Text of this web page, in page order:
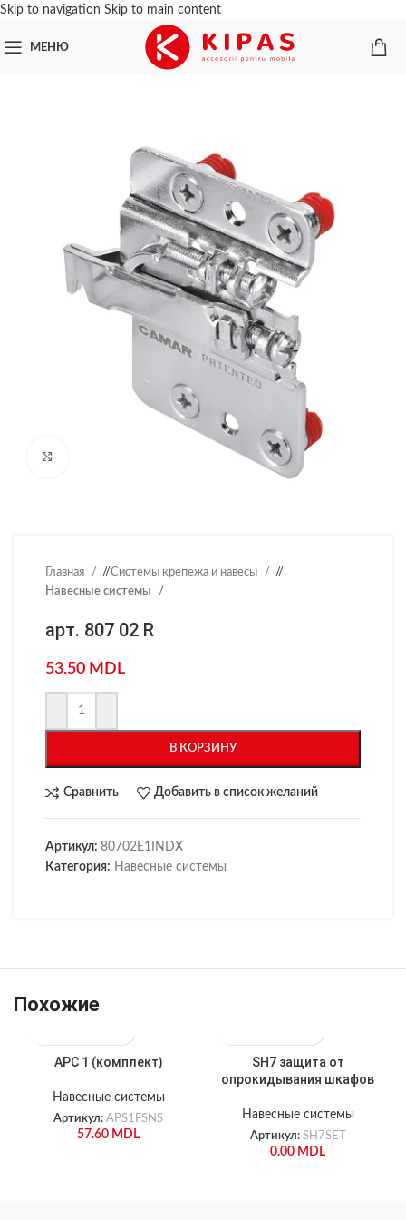
Skip to navigation Skip to main content
МЕНЮ
Главная / Системы крепежа и навесы
/
Навесные системы
арт. 807 02 R
53.50 MDL
В КОРЗИНУ
Сравнить Добавить в список желаний
Артикул: 80702E1INDX
Категория: Навесные системы
Похожие
APC 1 (комплект)
Навесные системы
Артикул: APS1FSNS
57.60 MDL
SH7 защита от
опрокидывания шкафов
Навесные системы
Артикул: SH7SET
0.00 MDL